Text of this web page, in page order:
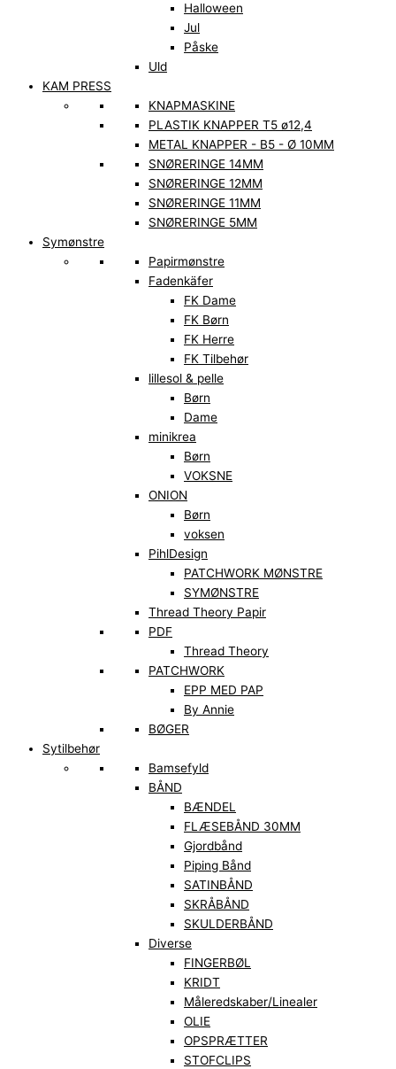
Halloween
Jul
Påske
Uld
KAM PRESS
KNAPMASKINE
PLASTIK KNAPPER T5 ø12,4
METAL KNAPPER - B5 - Ø 10MM
SNØRERINGE 14MM
SNØRERINGE 12MM
SNØRERINGE 11MM
SNØRERINGE 5MM
Symønstre
Papirmønstre
Fadenkäfer
FK Dame
FK Børn
FK Herre
FK Tilbehør
lillesol & pelle
Børn
Dame
minikrea
Børn
VOKSNE
ONION
Børn
voksen
PihlDesign
PATCHWORK MØNSTRE
SYMØNSTRE
Thread Theory Papir
PDF
Thread Theory
PATCHWORK
EPP MED PAP
By Annie
BØGER
Sytilbehør
Bamsefyld
BÅND
BÆNDEL
FLÆSEBÅND 30MM
Gjordbånd
Piping Bånd
SATINBÅND
SKRÅBÅND
SKULDERBÅND
Diverse
FINGERBØL
KRIDT
Måleredskaber/Linealer
OLIE
OPSPRÆTTER
STOFCLIPS